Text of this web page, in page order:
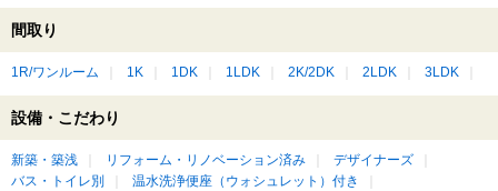
間取り
1R/ワンルーム 1K 1DK 1LDK 2K/2DK 2LDK 3LDK
設備・こだわり
新築・築浅 リフォーム・リノベーション済み
デザイナーズ
バス・トイレ別
温水洗浄便座（ウォシュレット）付き